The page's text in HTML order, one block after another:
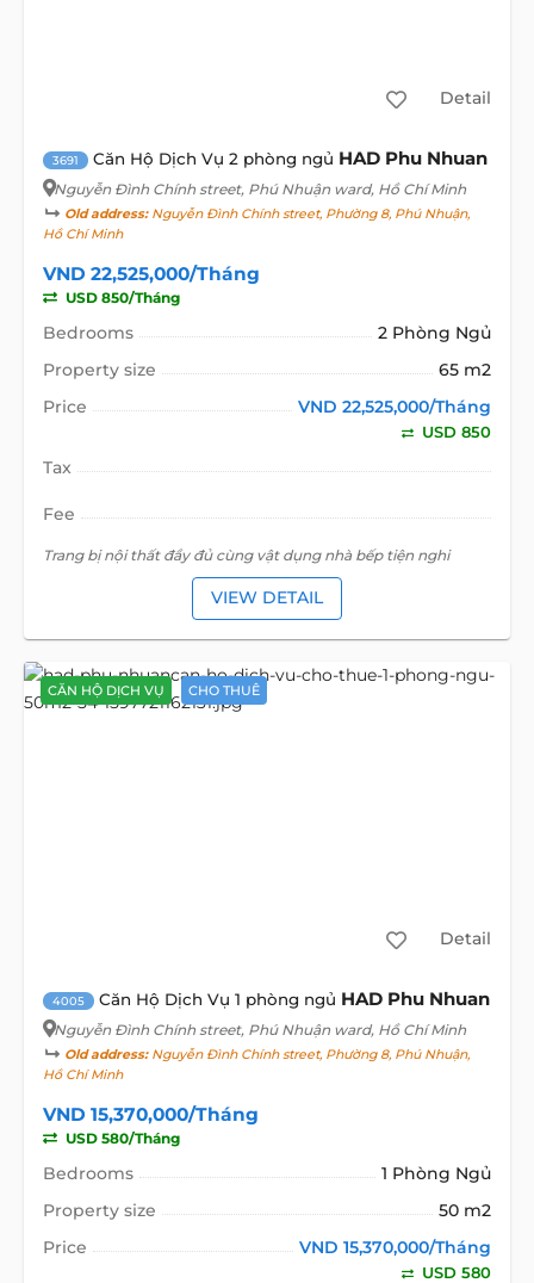
Detail
3691 Căn Hộ Dịch Vụ 2 phòng ngủ HAD Phu Nhuan
Nguyễn Đình Chính street, Phú Nhuận ward, Hồ Chí Minh
Old address:Nguyễn Đình Chính street, Phường 8, Phú Nhuận,
Hồ Chí Minh
VND 22,525,000/Tháng
USD 850/Tháng
Bedrooms
2 Phòng Ngủ
Property size
65 m2
Price
VND 22,525,000/Tháng
USD 850
Tax
Fee
Trang bị nội thất đầy đủ cùng vật dụng nhà bếp tiện nghi
VIEW DETAIL
CĂN HỘ DỊCH VỤ CHO THUÊ
Detail
4005 Căn Hộ Dịch Vụ 1 phòng ngủ HAD Phu Nhuan
Nguyễn Đình Chính street, Phú Nhuận ward, Hồ Chí Minh
Old address:Nguyễn Đình Chính street, Phường 8, Phú Nhuận,
Hồ Chí Minh
VND 15,370,000/Tháng
USD 580/Tháng
Bedrooms
1 Phòng Ngủ
Property size
50 m2
Price
VND 15,370,000/Tháng
USD 580